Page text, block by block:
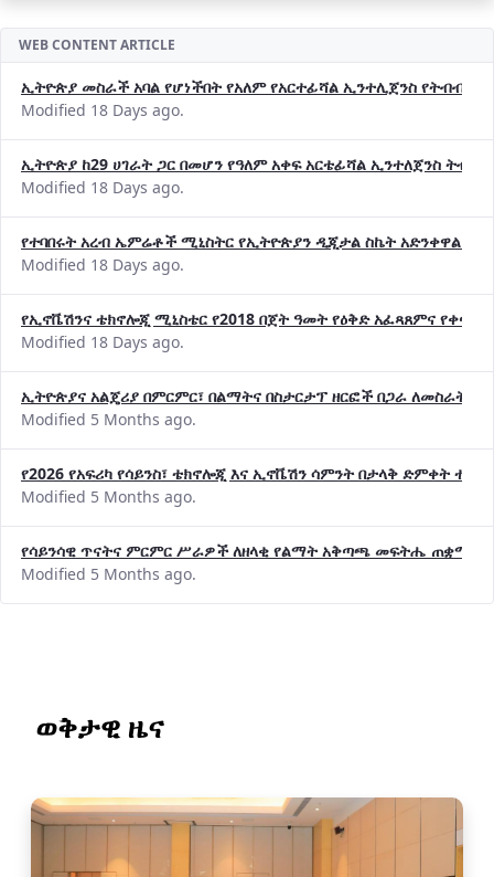
WEB CONTENT ARTICLE
ኢትዮጵያ መስራች አባል የሆነችበት የአለም የአርተፊሻል ኢንተሊጀንስ የትብብር
Modified 18 Days ago.
ኢትዮጵያ ከ29 ሀገራት ጋር በመሆን የዓለም አቀፍ አርቴፊሻል ኢንተለጀንስ
Modified 18 Days ago.
የተባበሩት አረብ ኤምሬቶች ሚኒስትር የኢትዮጵያን ዲጂታል ስኬት አድንቀዋል
Modified 18 Days ago.
የኢኖቬሽንና ቴክኖሎጂ ሚኒስቴር የ2018 በጀት ዓመት የዕቅድ አፈጻጸምና
Modified 18 Days ago.
ኢትዮጵያና አልጄሪያ በምርምር፣ በልማትና በስታርታፕ ዘርፎች በጋራ ለመስራት
Modified 5 Months ago.
የ2026 የአፍሪካ የሳይንስ፣ ቴክኖሎጂ እና ኢኖቬሽን ሳምንት በታላቅ ድምቀት
Modified 5 Months ago.
የሳይንሳዊ ጥናትና ምርምር ሥራዎች ለዘላቂ የልማት አቅጣጫ መፍትሔ ጠቋሚ
Modified 5 Months ago.
ወቅታዊ ዜና